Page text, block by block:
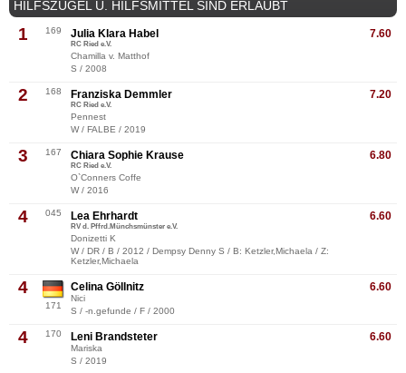
HILFSZÜGEL U. HILFSMITTEL SIND ERLAUBT
1 169 7.60
Julia Klara Habel
RC Ried e.V.
Chamilla v. Matthof
S / 2008
2 168 7.20
Franziska Demmler
RC Ried e.V.
Pennest
W / FALBE / 2019
3 167 6.80
Chiara Sophie Krause
RC Ried e.V.
O`Conners Coffe
W / 2016
4 045 6.60
Lea Ehrhardt
RV d. Pffrd.Münchsmünster e.V.
Donizetti K
W / DR / B / 2012 / Dempsy Denny S / B: Ketzler,Michaela / Z:
Ketzler,Michaela
4
171
6.60
Celina Göllnitz
Nici
S / -n.gefunde / F / 2000
4 170 6.60
Leni Brandsteter
Mariska
S / 2019